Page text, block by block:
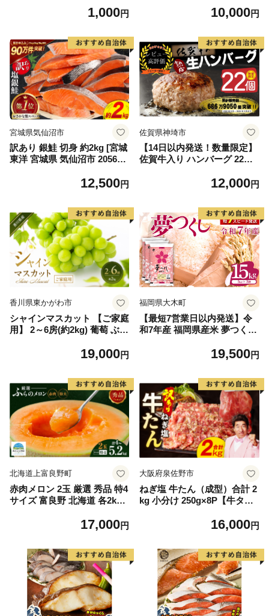
1,000円 10,000円
宮城県気仙沼市
訳あり 銀鮭 切身 約2kg [宮城
東洋 宮城県 気仙沼市 205649
格外 不揃い さけ サケ 鮭切身
切り身 魚 わけあり
12,500円
佐賀県神埼市
【14日以内発送！数量限定】
佐賀牛入り ハンバーグ 22個
毛和牛 ブランド牛 九州 ハン
(H083106)
12,000円
香川県東かがわ市
シャインマスカット 【ご家庭
用】 2～6房(約2kg) 葡萄 ぶど
もの 果実 旬の果物 旬のフル
19,000円
福岡県大木町
【最短7営業日以内発送】令
和7年産 福岡県産米 夢つくし
19,500円
北海道上富良野町
赤肉メロン 2玉 厳選 秀品 特4
サイズ 富良野 北海道 各2kg
富良野 メロン めろん 果物 く
17,000円
大阪府泉佐野市
ねぎ塩 牛たん（成型）合計 2
kg 小分け 250g×8P【牛タン
16,000円